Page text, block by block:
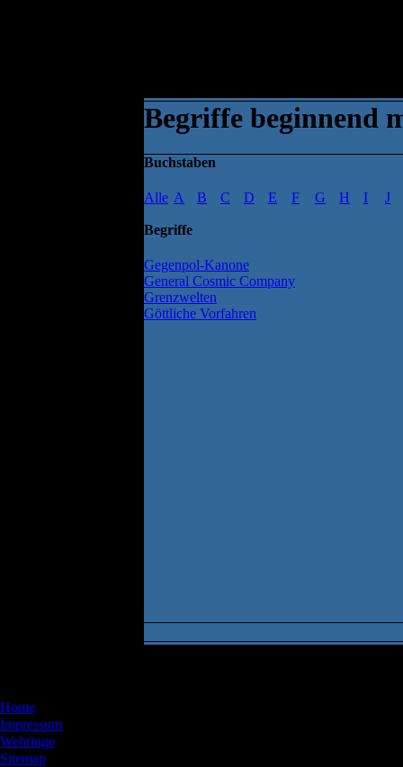
Begriffe beginnend
Buchstaben
Alle A B C D E F G H I J
Begriffe
Gegenpol-Kanone
General Cosmic Company
Grenzwelten
Göttliche Vorfahren
Home
Impressum
Webringe
Sitemap